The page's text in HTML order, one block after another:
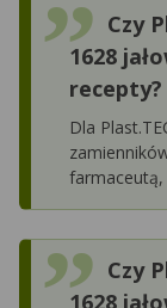
Czy
1628
recepty?
Dla
Czy
1628